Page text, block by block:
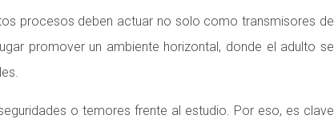
procesos deben actuar no solo como transmisores de
promover un ambiente horizontal, donde el adulto se
o temores frente al estudio. Por eso, es clave